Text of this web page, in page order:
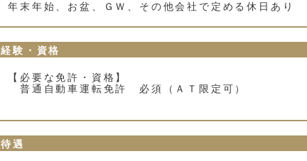
年末年始、お盆、ＧＷ、その他会社で定める休日あり
経験・資格
【必要な免許・資格】
普通自動車運転免許 必須（ＡＴ限定可）
待遇